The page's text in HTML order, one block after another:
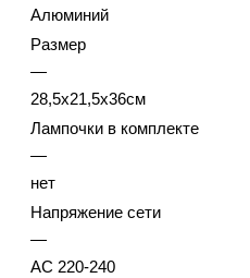
Алюминий
Размер
—
28,5х21,5х36см
Лампочки в комплекте
—
нет
Напряжение сети
—
AC 220-240